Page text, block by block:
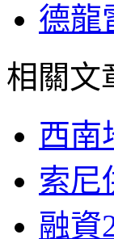
德龍
相關文
西南
索尼
融資